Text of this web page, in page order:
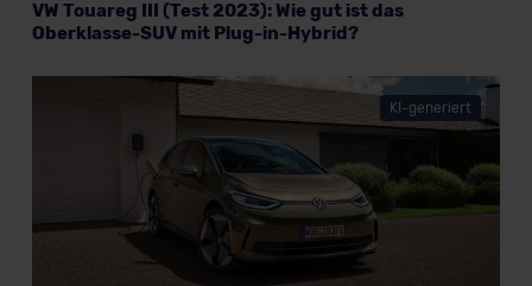
VW Touareg III (Test 2023): Wie gut ist das
Oberklasse-SUV mit Plug-in-Hybrid?
KI-generiert